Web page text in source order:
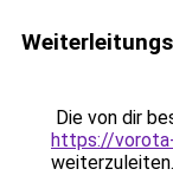
Die von dir
https://
weiterzuleiten.